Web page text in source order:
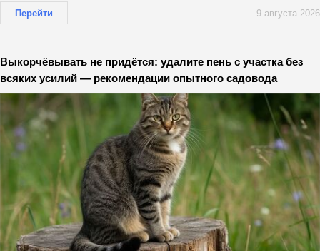
Перейти 9 августа 2026
Выкорчёвывать не придётся: удалите пень с участка без
всяких усилий — рекомендации опытного садовода